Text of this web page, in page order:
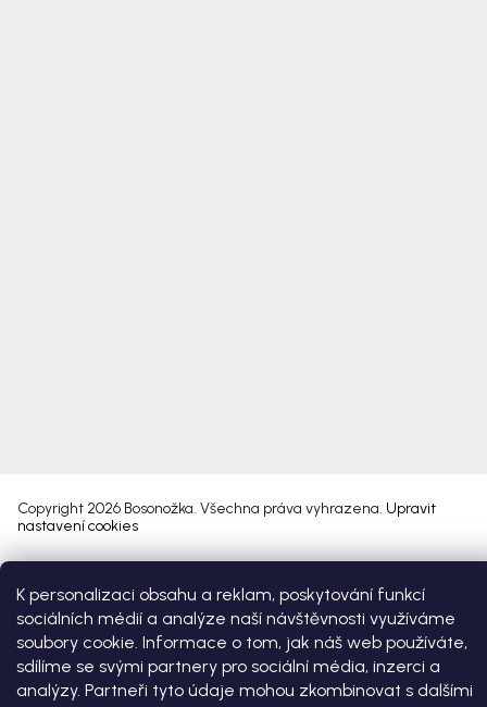
K personalizaci obsahu a reklam, poskytování funkcí
sociálních médií a analýze naší návštěvnosti využíváme
soubory cookie. Informace o tom, jak náš web používáte,
sdílíme se svými partnery pro sociální média, inzerci a
analýzy. Partneři tyto údaje mohou zkombinovat s dalšími
Copyright 2026 Bosonožka. Všechna práva vyhrazena. Upravit
nastavení cookies